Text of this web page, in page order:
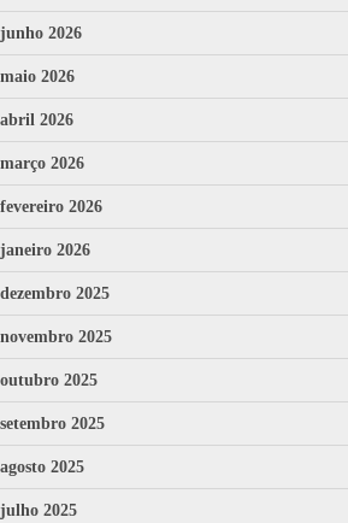
junho 2026
maio 2026
abril 2026
março 2026
fevereiro 2026
janeiro 2026
dezembro 2025
novembro 2025
outubro 2025
setembro 2025
agosto 2025
julho 2025